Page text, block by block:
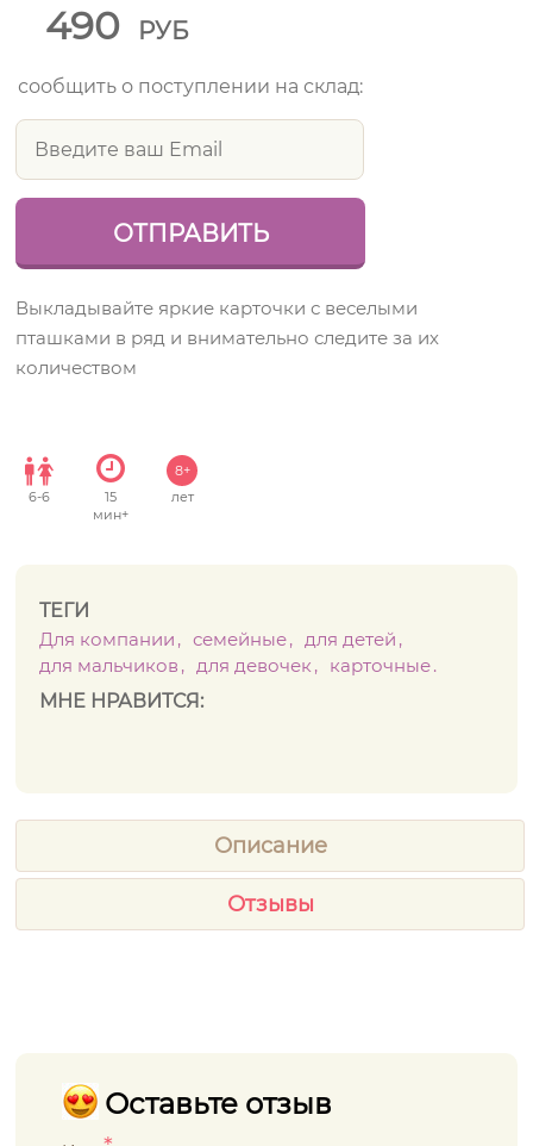
490 РУБ
сообщить о поступлении на склад:
Выкладывайте яркие карточки с веселыми
пташками в ряд и внимательно следите за их
количеством
6-6
15
мин+
8+
лет
ТЕГИ
Для компании
семейные
для детей
для мальчиков
для девочек
карточные
МНЕ НРАВИТСЯ:
Описание
Отзывы
Оставьте отзыв